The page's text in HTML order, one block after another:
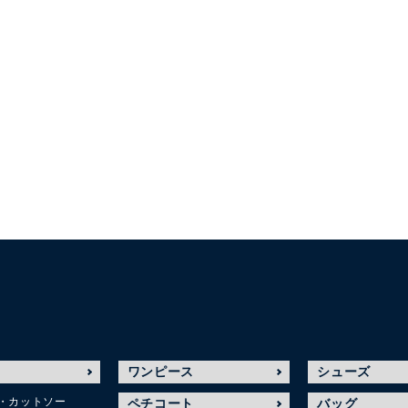
カットソー
ワンピース
ペチコート
シューズ
バッグ